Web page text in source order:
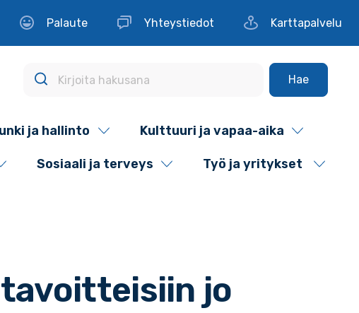
Palaute Yhteystiedot Karttapalvelu
Hae
ja hallinto Kulttuuri ja vapaa-aika
Sosiaali ja terveys Työ ja yritykset
jo